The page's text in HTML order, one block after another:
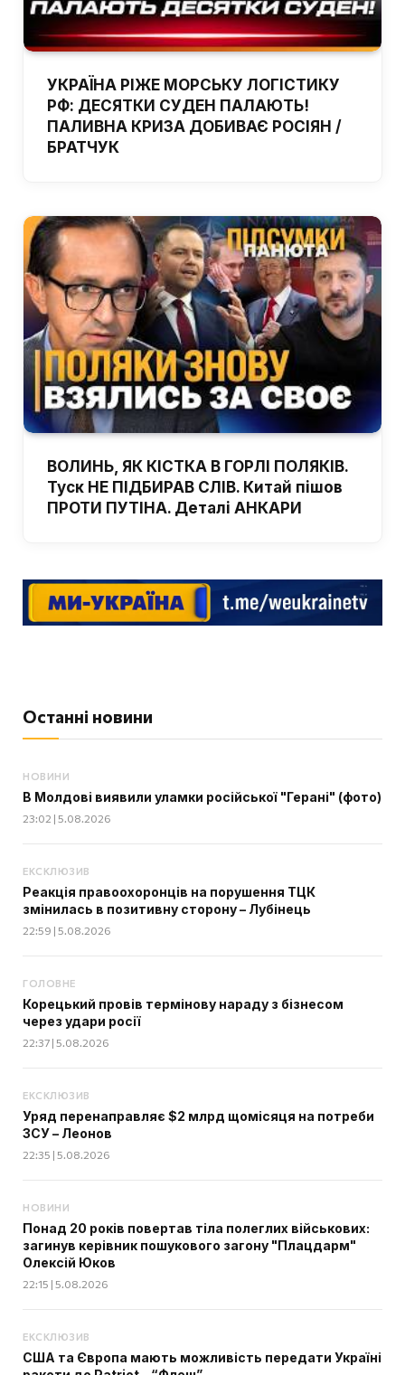
УКРАЇНА РІЖЕ МОРСЬКУ ЛОГІСТИКУ
РФ: ДЕСЯТКИ СУДЕН ПАЛАЮТЬ!
ПАЛИВНА КРИЗА ДОБИВАЄ РОСІЯН /
БРАТЧУК
ВОЛИНЬ, ЯК КІСТКА В ГОРЛІ ПОЛЯКІВ.
Туск НЕ ПІДБИРАВ СЛІВ. Китай пішов
ПРОТИ ПУТІНА. Деталі АНКАРИ
Останні новини
НОВИНИ
В Молдові виявили уламки російської "Герані" (фото)
23:02 | 5.08.2026
ЕКСКЛЮЗИВ
Реакція правоохоронців на порушення ТЦК
змінилась в позитивну сторону – Лубінець
22:59 | 5.08.2026
ГОЛОВНЕ
Корецький провів термінову нараду з бізнесом
через удари росії
22:37 | 5.08.2026
ЕКСКЛЮЗИВ
Уряд перенаправляє $2 млрд щомісяця на потреби
ЗСУ – Леонов
22:35 | 5.08.2026
НОВИНИ
Понад 20 років повертав тіла полеглих військових:
загинув керівник пошукового загону "Плацдарм"
Олексій Юков
22:15 | 5.08.2026
ЕКСКЛЮЗИВ
США та Європа мають можливість передати Україні